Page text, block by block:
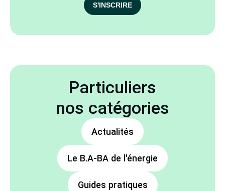
S'INSCRIRE
Particuliers
nos catégories
Actualités
Le B.A-BA de l'énergie
Guides pratiques